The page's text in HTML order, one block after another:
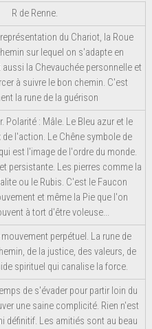
R de Renne.
du Chariot, la Roue
sur lequel on s'adapte en
la Chevauchée personnelle et
à suivre le bon chemin. C'est
la rune de la guérison
Polarité : Mâle. Le Bleu azur et le
de l'action. Le Chêne symbole de
est l'image de l'ordre du monde.
persistante. Les pierres comme la
ou le Rubis. C'est le Faucon
et même la Pie que l'on
à tort d'être voleuse...
perpétuel. La rune de
de la justice, des valeurs, de
spirituel qui canalise la force.
de s'évader pour partir loin du
une saine complicité. Rien n'est
définitif. Les amitiés sont au beau